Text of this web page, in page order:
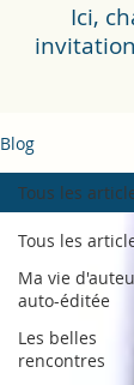
Ici,
Blog
Tous les
Ma vie
auto-éditée
Les belles
rencontres
Tous les